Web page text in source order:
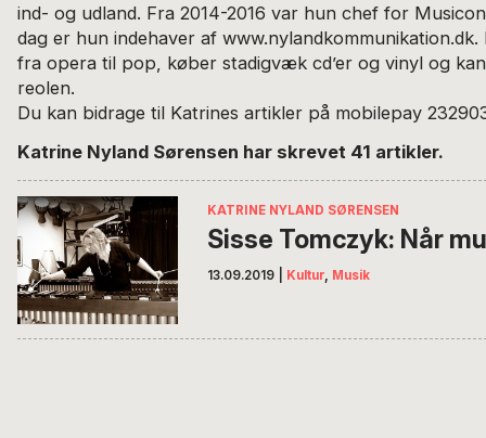
ind- og udland. Fra 2014-2016 var hun chef for
dag er hun indehaver af
fra opera til pop, køber stadigvæk cd’er og vinyl og
reolen.
Du kan bidrage til Katrines artikler på mobilepay
Katrine Nyland Sørensen har skrevet 41 artikler.
KATRINE NYLAND SØRENSEN
Sisse Tomczyk: Når
13.09.2019 Kultur Musik